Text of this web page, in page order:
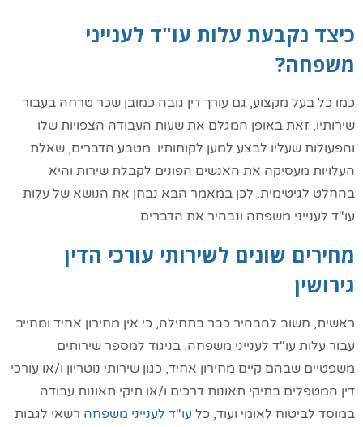
כיצד נקבעת עלות עו"ד לענייני
משפחה?
כמו כל בעל מקצוע, גם עורך דין גובה כמובן שכר טרחה בעבור
שירותיו, זאת באופן המגלם את שעות העבודה הצפויות שלו
והפעולות שעליו לבצע למען לקוחותיו. מטבע הדברים, שאלת
העלויות מעסיקה את האנשים הפונים לקבלת שירות והיא
בהחלט לגיטימית. לכן במאמר הבא נבחן את הנושא של עלות
עו"ד לענייני משפחה ונבהיר את הדברים.
מחירים שונים לשירותי עורכי הדין
גירושין
ראשית, חשוב להבהיר כבר בתחילה, כי אין מחירון אחיד ומחייב
עבור עלות עו"ד לענייני משפחה. בניגוד למספר שירותים
משפטיים שבהם קיים מחירון אחיד, כגון שירותי נוטריון ו/או עורכי
דין המטפלים בתיקי תאונות דרכים ו/או תיקי תאונות עבודה
במוסד לביטוח לאומי ועוד, כל עו"ד לענייני משפחה רשאי לגבות